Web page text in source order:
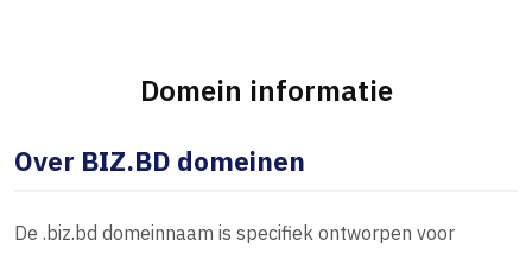
Domein informatie
Over BIZ.BD domeinen
De .biz.bd domeinnaam is specifiek ontworpen voor